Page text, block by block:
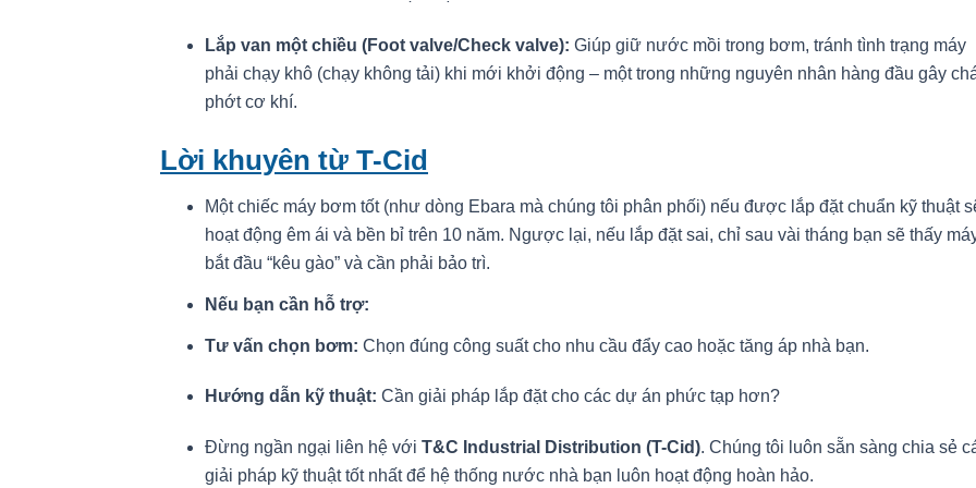
Lắp van một chiều (Foot valve/Check valve): Giúp giữ nước mồi trong bơm, tránh tình trạng máy
phải chạy khô (chạy không tải) khi mới khởi động – một trong những nguyên nhân hàng đầu gây
phớt cơ khí.
Lời khuyên từ T-Cid
Một chiếc máy bơm tốt (như dòng Ebara mà chúng tôi phân phối) nếu được lắp đặt chuẩn kỹ thuật
hoạt động êm ái và bền bỉ trên 10 năm. Ngược lại, nếu lắp đặt sai, chỉ sau vài tháng bạn sẽ thấy
bắt đầu “kêu gào” và cần phải bảo trì.
Nếu bạn cần hỗ trợ:
Tư vấn chọn bơm: Chọn đúng công suất cho nhu cầu đẩy cao hoặc tăng áp nhà bạn.
Hướng dẫn kỹ thuật: Cần giải pháp lắp đặt cho các dự án phức tạp hơn?
Đừng ngần ngại liên hệ với T&C Industrial Distribution (T-Cid). Chúng tôi luôn sẵn sàng chia sẻ
giải pháp kỹ thuật tốt nhất để hệ thống nước nhà bạn luôn hoạt động hoàn hảo.